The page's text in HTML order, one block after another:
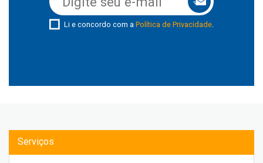
Li e concordo com a Política de Privacidade.
Serviços